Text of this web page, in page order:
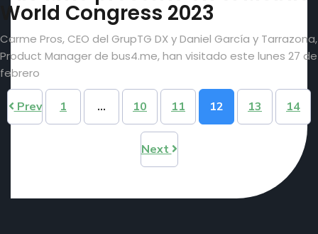
World Congress 2023
Carme Pros, CEO del GrupTG DX y Daniel García y Tarrazona,
Product Manager de bus4.me, han visitado este lunes 27 de
febrero
Prev 1 … 10 11 12 13 14
Next